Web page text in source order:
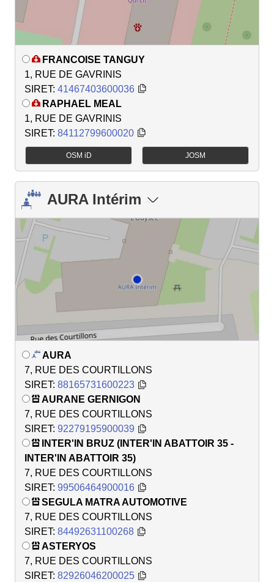
FRANCOISE TANGUY
1, RUE DE GAVRINIS
SIRET: 41467403600036
RAPHAEL MEAL
1, RUE DE GAVRINIS
SIRET: 84112799600020
OSM iD JOSM
AURA Intérim
AURA
7, RUE DES COURTILLONS
SIRET: 88165731600223
AURANE GERNIGON
7, RUE DES COURTILLONS
SIRET: 92279195900039
INTER'IN BRUZ (INTER'IN ABATTOIR 35 -
INTER'IN ABATTOIR 35)
7, RUE DES COURTILLONS
SIRET: 99506464900016
SEGULA MATRA AUTOMOTIVE
7, RUE DES COURTILLONS
SIRET: 84492631100268
ASTERYOS
7, RUE DES COURTILLONS
SIRET: 82926046200025